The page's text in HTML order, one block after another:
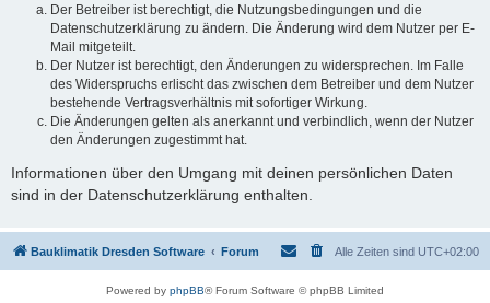
Der Betreiber ist berechtigt, die Nutzungsbedingungen und die
Datenschutzerklärung zu ändern. Die Änderung wird dem Nutzer per E-
Mail mitgeteilt.
Der Nutzer ist berechtigt, den Änderungen zu widersprechen. Im Falle
des Widerspruchs erlischt das zwischen dem Betreiber und dem Nutzer
bestehende Vertragsverhältnis mit sofortiger Wirkung.
Die Änderungen gelten als anerkannt und verbindlich, wenn der Nutzer
den Änderungen zugestimmt hat.
Informationen über den Umgang mit deinen persönlichen Daten
sind in der Datenschutzerklärung enthalten.
Bauklimatik Dresden Software Forum Alle Zeiten sind UTC+02:00
Powered by phpBB® Forum Software © phpBB Limited